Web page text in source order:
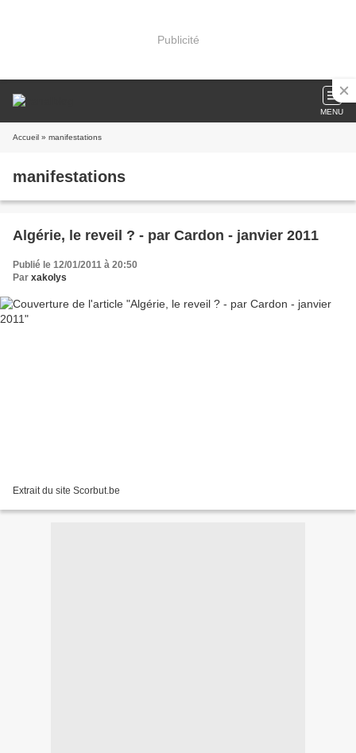
Publicité
MENU
Accueil » manifestations
manifestations
Algérie, le reveil ? - par Cardon - janvier 2011
Publié le 12/01/2011 à 20:50
Par xakolys
Extrait du site Scorbut.be